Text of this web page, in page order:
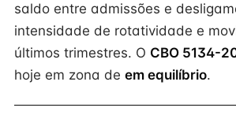
saldo entre admissões e
intensidade de rotatividade e
últimos trimestres. O CBO 5134-
hoje em zona de em equilíbrio.